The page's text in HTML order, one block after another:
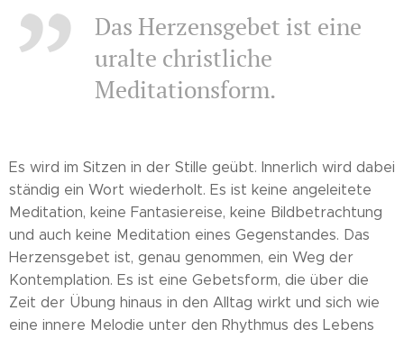
Das Herzensgebet ist eine
uralte christliche
Meditationsform.
Es wird im Sitzen in der Stille geübt. Innerlich wird dabei
ständig ein Wort wiederholt. Es ist keine angeleitete
Meditation, keine Fantasiereise, keine Bildbetrachtung
und auch keine Meditation eines Gegenstandes. Das
Herzensgebet ist, genau genommen, ein Weg der
Kontemplation. Es ist eine Gebetsform, die über die
Zeit der Übung hinaus in den Alltag wirkt und sich wie
eine innere Melodie unter den Rhythmus des Lebens